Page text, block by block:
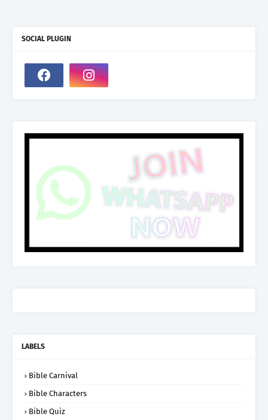
SOCIAL PLUGIN
LABELS
Bible Carnival
Bible Characters
Bible Quiz